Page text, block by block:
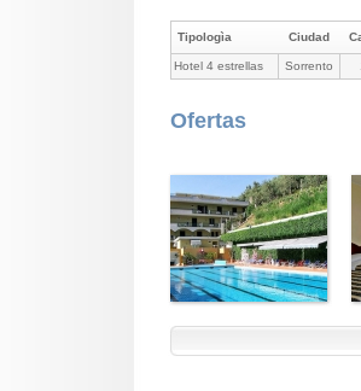
Tipologìa Ciudad
Hotel 4 estrellas Sorrento
Ofertas